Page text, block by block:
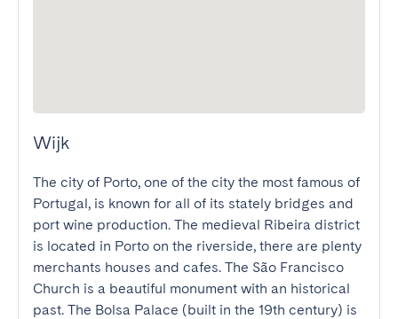
Wijk
The city of Porto, one of the city the most famous of
Portugal, is known for all of its stately bridges and
port wine production. The medieval Ribeira district
is located in Porto on the riverside, there are plenty
merchants houses and cafes. The São Francisco
Church is a beautiful monument with an historical
past. The Bolsa Palace (built in the 19th century) is